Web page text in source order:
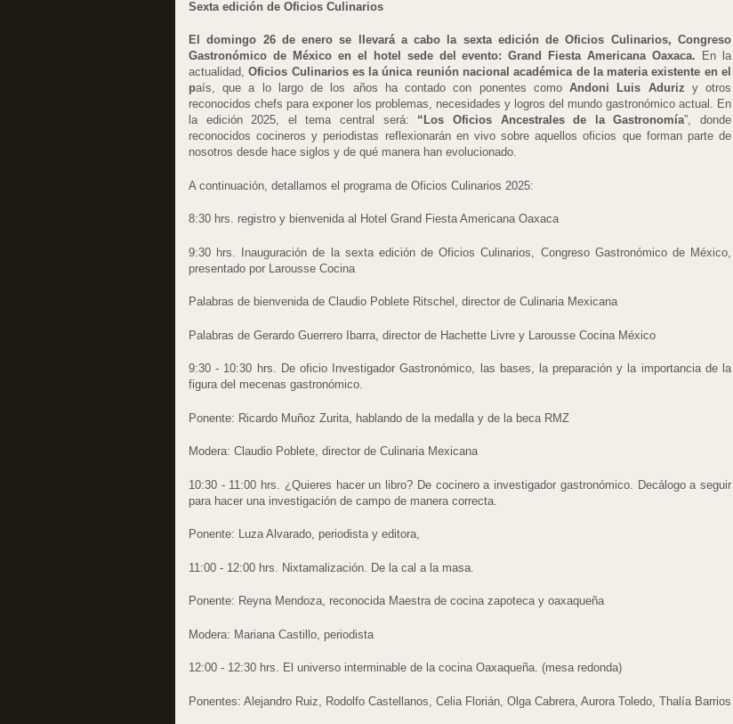
Sexta edición de Oficios Culinarios
El domingo 26 de enero se llevará a cabo la sexta edición de Oficios Culinarios, Congreso
Gastronómico de México en el hotel sede del evento: Grand Fiesta Americana Oaxaca.
En la
actualidad,Oficios Culinarios es la única reunión nacional académica de la materia existente en el
país, que a lo largo de los años ha contado con ponentes comoAndoni Luis Aduriz y otros
reconocidos chefs para exponer los problemas, necesidades y logros del mundo gastronómico actual. En
la edición 2025, el tema central será: “Los Oficios Ancestrales de la Gastronomía”, donde
reconocidos cocineros y periodistas reflexionarán en vivo sobre aquellos oficios que forman parte de
nosotros desde hace siglos y de qué manera han evolucionado.
A continuación, detallamos el programa de Oficios Culinarios 2025:
8:30 hrs. registro y bienvenida al Hotel Grand Fiesta Americana Oaxaca
9:30 hrs. Inauguración de la sexta edición de Oficios Culinarios, Congreso Gastronómico de México,
presentado por Larousse Cocina
Palabras de bienvenida de Claudio Poblete Ritschel, director de Culinaria Mexicana
Palabras de Gerardo Guerrero Ibarra, director de Hachette Livre y Larousse Cocina México
9:30 - 10:30 hrs. De oficio Investigador Gastronómico, las bases, la preparación y la importancia de la
figura del mecenas gastronómico.
Ponente: Ricardo Muñoz Zurita, hablando de la medalla y de la beca RMZ
Modera: Claudio Poblete, director de Culinaria Mexicana
10:30 - 11:00 hrs. ¿Quieres hacer un libro? De cocinero a investigador gastronómico. Decálogo a seguir
para hacer una investigación de campo de manera correcta.
Ponente: Luza Alvarado, periodista y editora,
11:00 - 12:00 hrs. Nixtamalización. De la cal a la masa.
Ponente: Reyna Mendoza, reconocida Maestra de cocina zapoteca y oaxaqueña
Modera: Mariana Castillo, periodista
12:00 - 12:30 hrs. El universo interminable de la cocina Oaxaqueña. (mesa redonda)
Ponentes: Alejandro Ruiz, Rodolfo Castellanos, Celia Florián, Olga Cabrera, Aurora Toledo, Thalía Barrios